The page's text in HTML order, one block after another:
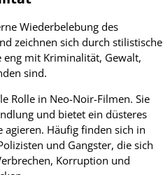
Wiederbelebung des
zeichnen sich durch stilistische
eng mit Kriminalität, Gewalt,
sind.
Rolle in Neo-Noir-Filmen. Sie
und bietet ein düsteres
agieren. Häufig finden sich in
und Gangster, die sich
Korruption und